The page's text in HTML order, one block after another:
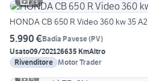
HONDA CB 650 R Video 360 kw 35 A2
5.990 €Badia Pavese(PV)
Usato09/202126635 KmAltro
Rivenditore Motor Trader